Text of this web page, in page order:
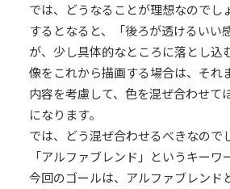
では、どうなることが理想なのでし
するとなると、「後ろが透けるい
が、少し具体的なところに落とし込
像をこれから描画する場合は、それ
内容を考慮して、色を混ぜ合わせて
になります。
では、どう混ぜ合わせるべきなので
「アルファブレンド」というキーワ
今回のゴールは、アルファブレンド